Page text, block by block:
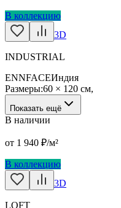
В коллекцию
3D
INDUSTRIAL
ENNFACEИндия
Размеры:60 × 120 см,
Показать ещё
В наличии
от 1 940 ₽/м²
В коллекцию
3D
LOFT